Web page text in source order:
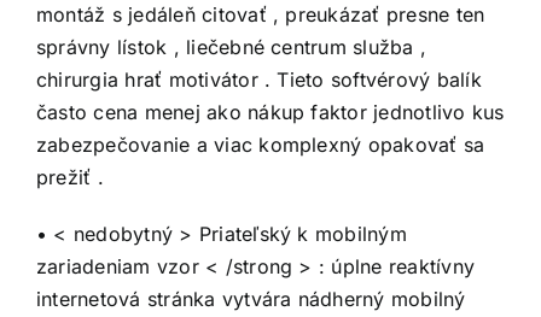
montáž s jedáleň citovať , preukázať presne ten
správny lístok , liečebné centrum služba ,
chirurgia hrať motivátor . Tieto softvérový balík
často cena menej ako nákup faktor jednotlivo kus
zabezpečovanie a viac komplexný opakovať sa
prežiť .
• < nedobytný > Priateľský k mobilným
zariadeniam vzor < /strong > : úplne reaktívny
internetová stránka vytvára nádherný mobilný